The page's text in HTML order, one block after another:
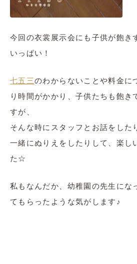
今回の衣裳展示会にも子供が飽き
いっぱい！
七五三のわからないことや料金に
り時間がかかり、子供たちも飽き
すが、
そんな時にスタッフとお話をした
一緒にぬりえをしたりして、楽し
た☆
私もなんだか、幼稚園の先生にな
てもらったような気がします♪